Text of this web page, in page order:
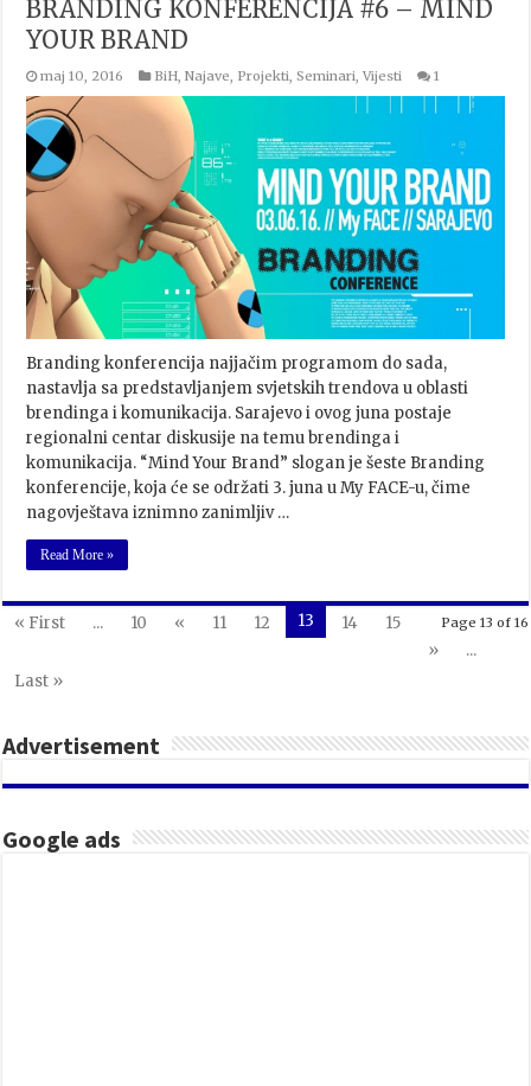
BRANDING KONFERENCIJA #6 – MIND
YOUR BRAND
maj 10, 2016 BiH ,Najave Projekti ,Seminari ,Vijesti 1
Branding konferencija najjačim programom do sada,
nastavlja sa predstavljanjem svjetskih trendova u oblasti
brendinga i komunikacija. Sarajevo i ovog juna postaje
regionalni centar diskusije na temu brendinga i
komunikacija. “Mind Your Brand” slogan je šeste Branding
konferencije, koja će se održati 3. juna u My FACE-u, čime
nagovještava iznimno zanimljiv …
Read More »
Page 13 of 16
« First ... 10 « 11 12 13 14
15
»
...
Last »
Advertisement
Google ads